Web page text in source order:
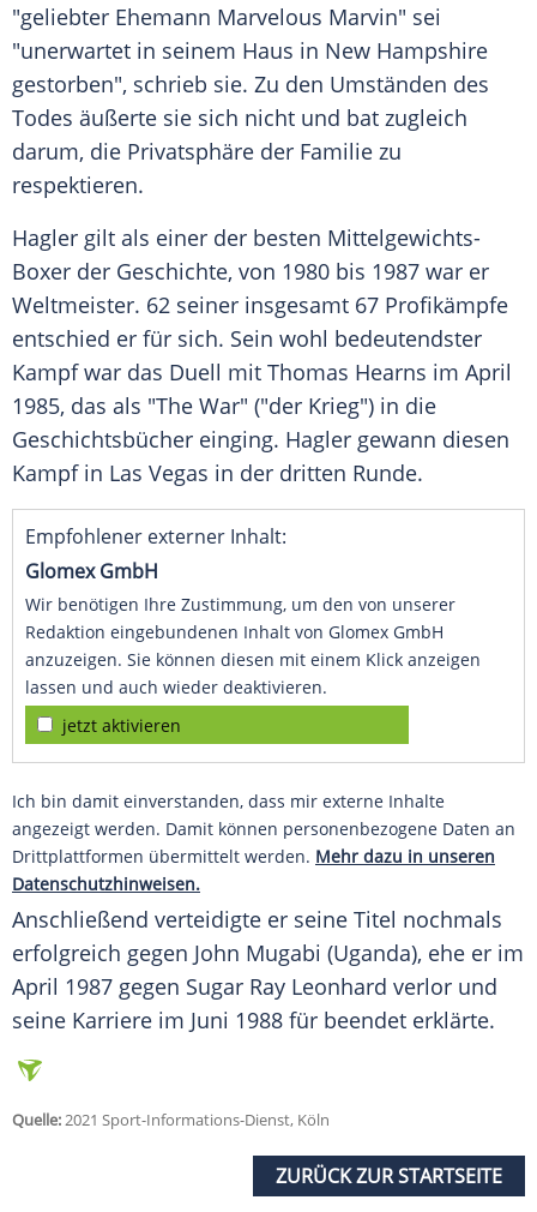
"geliebter Ehemann Marvelous Marvin" sei
"unerwartet in seinem Haus in New Hampshire
gestorben", schrieb sie. Zu den Umständen des
Todes äußerte sie sich nicht und bat zugleich
darum, die Privatsphäre der Familie zu
respektieren.
Hagler gilt als einer der besten Mittelgewichts-
Boxer der Geschichte, von 1980 bis 1987 war er
Weltmeister. 62 seiner insgesamt 67 Profikämpfe
entschied er für sich. Sein wohl bedeutendster
Kampf war das Duell mit Thomas Hearns im April
1985, das als "The War" ("der Krieg") in die
Geschichtsbücher einging. Hagler gewann diesen
Kampf in Las Vegas in der dritten Runde.
Empfohlener externer Inhalt:
Glomex GmbH
Wir benötigen Ihre Zustimmung, um den von unserer
Redaktion eingebundenen Inhalt von Glomex GmbH
anzuzeigen. Sie können diesen mit einem Klick anzeigen
lassen und auch wieder deaktivieren.
jetzt aktivieren
Ich bin damit einverstanden, dass mir externe Inhalte
angezeigt werden. Damit können personenbezogene Daten an
Drittplattformen übermittelt werden. Mehr dazu in unseren
Datenschutzhinweisen.
Anschließend verteidigte er seine Titel nochmals
erfolgreich gegen John Mugabi (Uganda), ehe er im
April 1987 gegen Sugar Ray Leonhard verlor und
seine Karriere im Juni 1988 für beendet erklärte.
Quelle:2021 Sport-Informations-Dienst, Köln
ZURÜCK ZUR STARTSEITE